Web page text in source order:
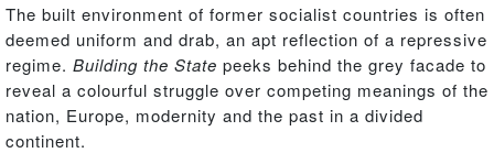
The built environment of former socialist countries is often
deemed uniform and drab, an apt reflection of a repressive
regime. Building the State peeks behind the grey facade to
reveal a colourful struggle over competing meanings of the
nation, Europe, modernity and the past in a divided
continent.